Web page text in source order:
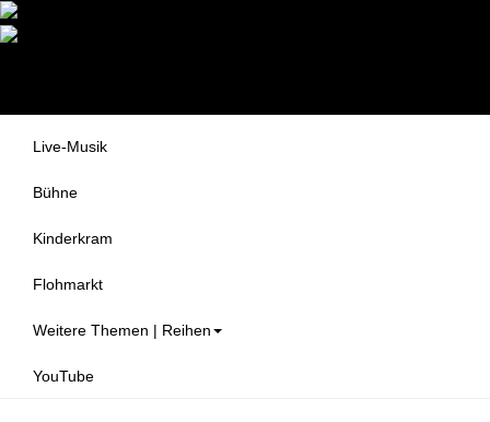
Themen
Live-Musik
Bühne
Kinderkram
Flohmarkt
Weitere Themen | Reihen
YouTube